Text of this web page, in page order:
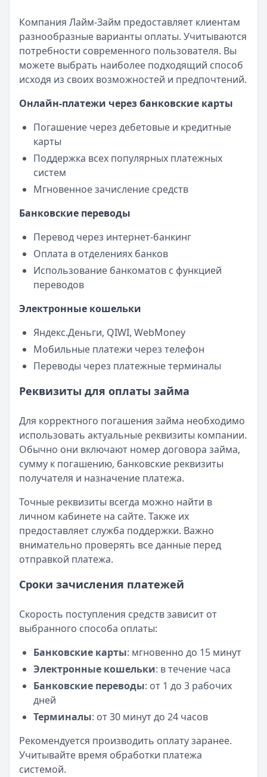
Компания Лайм-Займ предоставляет клиентам
разнообразные варианты оплаты. Учитываются
потребности современного пользователя. Вы
можете выбрать наиболее подходящий способ
исходя из своих возможностей и предпочтений.
Онлайн-платежи через банковские карты
Погашение через дебетовые и кредитные
карты
Поддержка всех популярных платежных
систем
Мгновенное зачисление средств
Банковские переводы
Перевод через интернет-банкинг
Оплата в отделениях банков
Использование банкоматов с функцией
переводов
Электронные кошельки
Яндекс.Деньги, QIWI, WebMoney
Мобильные платежи через телефон
Переводы через платежные терминалы
Реквизиты для оплаты займа
Для корректного погашения займа необходимо
использовать актуальные реквизиты компании.
Обычно они включают номер договора займа,
сумму к погашению, банковские реквизиты
получателя и назначение платежа.
Точные реквизиты всегда можно найти в
личном кабинете на сайте. Также их
предоставляет служба поддержки. Важно
внимательно проверять все данные перед
отправкой платежа.
Сроки зачисления платежей
Скорость поступления средств зависит от
выбранного способа оплаты:
Банковские карты: мгновенно до 15 минут
Электронные кошельки: в течение часа
Банковские переводы: от 1 до 3 рабочих
дней
Терминалы: от 30 минут до 24 часов
Рекомендуется производить оплату заранее.
Учитывайте время обработки платежа
системой.